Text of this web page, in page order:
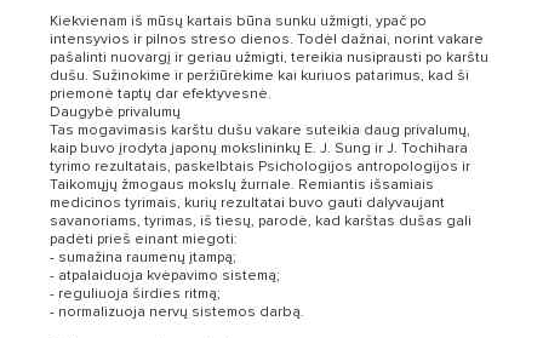
Kiekvienam iš mūsų kartais būna sunku užmigti, ypač po
intensyvios ir pilnos streso dienos. Todėl dažnai, norint vakare
pašalinti nuovargį ir geriau užmigti, tereikia nusiprausti po karštu
dušu. Sužinokime ir peržiūrėkime kai kuriuos patarimus, kad ši
priemonė taptų dar efektyvesnė.
Daugybė privalumų
Tas mogavimasis karštu dušu vakare suteikia daug privalumų,
kaip buvo įrodyta japonų mokslininkų E. J. Sung ir J. Tochihara
tyrimo rezultatais, paskelbtais Psichologijos antropologijos ir
Taikomųjų žmogaus mokslų žurnale. Remiantis išsamiais
medicinos tyrimais, kurių rezultatai buvo gauti dalyvaujant
savanoriams, tyrimas, iš tiesų, parodė, kad karštas dušas gali
padėti prieš einant miegoti:
- sumažina raumenų įtampą;
- atpalaiduoja kvėpavimo sistemą;
- reguliuoja širdies ritmą;
- normalizuoja nervų sistemos darbą.